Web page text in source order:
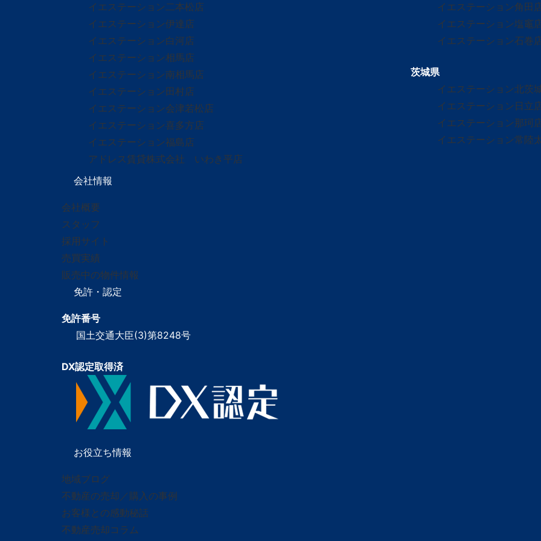
イエステーション二本松店
イエステーション伊達店
イエステーション白河店
イエステーション相馬店
イエステーション南相馬店
イエステーション田村店
イエステーション会津若松店
イエステーション喜多方店
イエステーション福島店
アドレス賃貸株式会社 いわき平店
イエステーション角田
イエステーション塩竈
イエステーション石巻
茨城県
イエステーション北茨
イエステーション日立
イエステーション那珂
イエステーション常陸
会社情報
会社概要
スタッフ
採用サイト
売買実績
販売中の物件情報
免許・認定
免許番号
国土交通大臣(3)第8248号
DX認定取得済
お役立ち情報
地域ブログ
不動産の売却／購入の事例
お客様との感動秘話
不動産売却コラム